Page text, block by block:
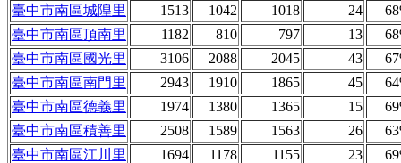
臺中市南區城隍里
1513 1042 1018 24
臺中市南區頂南里
1182 810 797 13
臺中市南區國光里
3106 2088 2045 43
臺中市南區南門里
2943 1910 1865 45
臺中市南區德義里
1974 1380 1365 15
臺中市南區積善里
2508 1589 1563 26
臺中市南區江川里
1694 1178 1155 23